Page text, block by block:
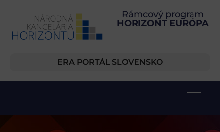
Rámcový program
HORIZONT EURÓPA
ERA PORTÁL SLOVENSKO